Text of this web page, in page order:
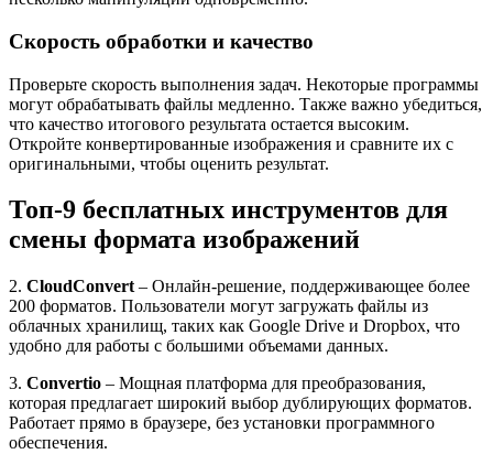
Скорость обработки и качество
Проверьте скорость выполнения задач. Некоторые программы
могут обрабатывать файлы медленно. Также важно убедиться,
что качество итогового результата остается высоким.
Откройте конвертированные изображения и сравните их с
оригинальными, чтобы оценить результат.
Топ-9 бесплатных инструментов для
смены формата изображений
2. CloudConvert – Онлайн-решение, поддерживающее более
200 форматов. Пользователи могут загружать файлы из
облачных хранилищ, таких как Google Drive и Dropbox, что
удобно для работы с большими объемами данных.
3. Convertio – Мощная платформа для преобразования,
которая предлагает широкий выбор дублирующих форматов.
Работает прямо в браузере, без установки программного
обеспечения.